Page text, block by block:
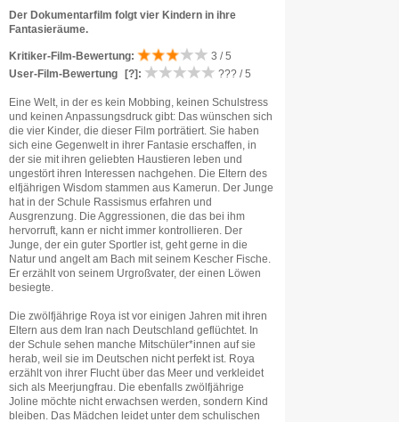
Der Dokumentarfilm folgt vier Kindern in ihre
Fantasieräume.
Kritiker-Film-Bewertung:
3 / 5
User-Film-Bewertung
[?] : ??? / 5
Eine Welt, in der es kein Mobbing, keinen Schulstress
und keinen Anpassungsdruck gibt: Das wünschen sich
die vier Kinder, die dieser Film porträtiert. Sie haben
sich eine Gegenwelt in ihrer Fantasie erschaffen, in
der sie mit ihren geliebten Haustieren leben und
ungestört ihren Interessen nachgehen. Die Eltern des
elfjährigen Wisdom stammen aus Kamerun. Der Junge
hat in der Schule Rassismus erfahren und
Ausgrenzung. Die Aggressionen, die das bei ihm
hervorruft, kann er nicht immer kontrollieren. Der
Junge, der ein guter Sportler ist, geht gerne in die
Natur und angelt am Bach mit seinem Kescher Fische.
Er erzählt von seinem Urgroßvater, der einen Löwen
besiegte.
Die zwölfjährige Roya ist vor einigen Jahren mit ihren
Eltern aus dem Iran nach Deutschland geflüchtet. In
der Schule sehen manche Mitschüler*innen auf sie
herab, weil sie im Deutschen nicht perfekt ist. Roya
erzählt von ihrer Flucht über das Meer und verkleidet
sich als Meerjungfrau. Die ebenfalls zwölfjährige
Joline möchte nicht erwachsen werden, sondern Kind
bleiben. Das Mädchen leidet unter dem schulischen